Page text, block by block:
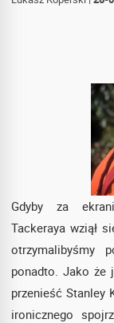
Gdyby za
Tackeraya wziął
otrzymalibyśmy
ponadto. Jako że
przenieść Stanley
ironicznego